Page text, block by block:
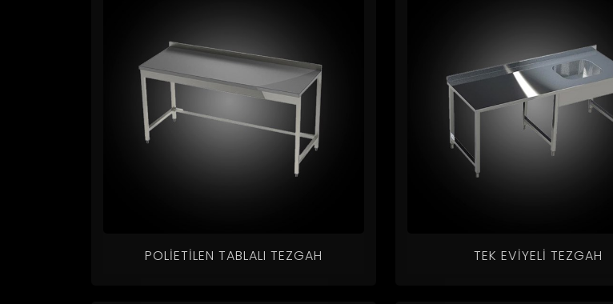
POLIETILEN TABLALI TEZGAH TEK EVIYELI TEZGAH